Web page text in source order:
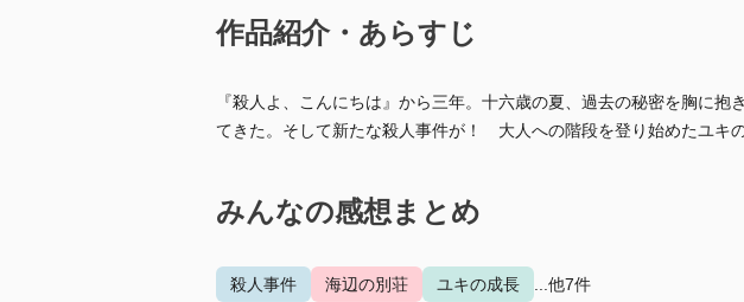
作品紹介・あらすじ
『殺人よ、こんにちは』から三年。十六歳の夏、過去の秘密を胸に抱
てきた。そして新たな殺人事件が！ 大人への階段を登り始めたユキ
みんなの感想まとめ
殺人事件 海辺の別荘 ユキの成長 ...他7件